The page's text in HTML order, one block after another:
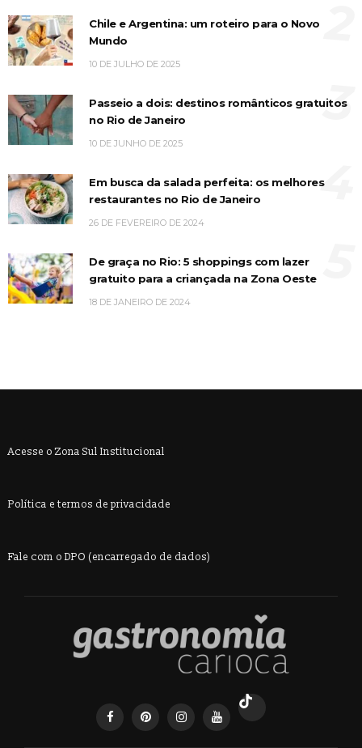
Chile e Argentina: um roteiro para o Novo
Mundo
10 DE JULHO DE 2025
Passeio a dois: destinos românticos gratuitos
no Rio de Janeiro
10 DE JUNHO DE 2025
3
Em busca da salada perfeita: os melhores
restaurantes no Rio de Janeiro
26 DE FEVEREIRO DE 2024
4
De graça no Rio: 5 shoppings com lazer
gratuito para a criançada na Zona Oeste
18 DE JANEIRO DE 2024
Acesse o Zona Sul Institucional
Política e termos de privacidade
Fale com o DPO (encarregado de dados)